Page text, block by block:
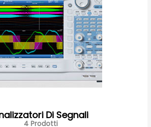
Di Segnali
4 Prodotti